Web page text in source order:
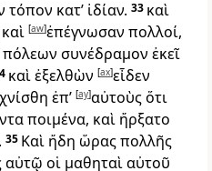
κατ’ ἰδίαν. 33 καὶ
[aw]ἐπέγνωσαν πολλοί,
συνέδραμον ἐκεῖ
καὶ ἐξελθὼν [ax]εἶδεν
ἐπ’ [ay]αὐτοὺς ὅτι
ποιμένα, καὶ ἤρξατο
35 Καὶ ἤδη ὥρας πολλῆς
αὐτῷ οἱ μαθηταὶ αὐτοῦ